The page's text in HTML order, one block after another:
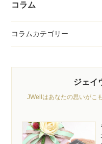
コラム
コラムカテゴリー
ジェイ
JWellはあなたの思いがこ